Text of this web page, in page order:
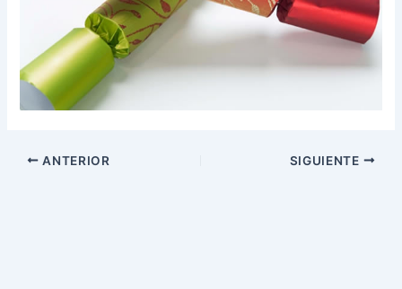
ANTERIOR SIGUIENTE